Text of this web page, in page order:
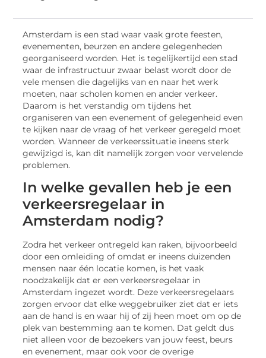
Amsterdam is een stad waar vaak grote feesten,
evenementen, beurzen en andere gelegenheden
georganiseerd worden. Het is tegelijkertijd een stad
waar de infrastructuur zwaar belast wordt door de
vele mensen die dagelijks van en naar het werk
moeten, naar scholen komen en ander verkeer.
Daarom is het verstandig om tijdens het
organiseren van een evenement of gelegenheid even
te kijken naar de vraag of het verkeer geregeld moet
worden. Wanneer de verkeerssituatie ineens sterk
gewijzigd is, kan dit namelijk zorgen voor vervelende
problemen.
In welke gevallen heb je een
verkeersregelaar in
Amsterdam nodig?
Zodra het verkeer ontregeld kan raken, bijvoorbeeld
door een omleiding of omdat er ineens duizenden
mensen naar één locatie komen, is het vaak
noodzakelijk dat er een verkeersregelaar in
Amsterdam ingezet wordt. Deze verkeersregelaars
zorgen ervoor dat elke weggebruiker ziet dat er iets
aan de hand is en waar hij of zij heen moet om op de
plek van bestemming aan te komen. Dat geldt dus
niet alleen voor de bezoekers van jouw feest, beurs
en evenement, maar ook voor de overige